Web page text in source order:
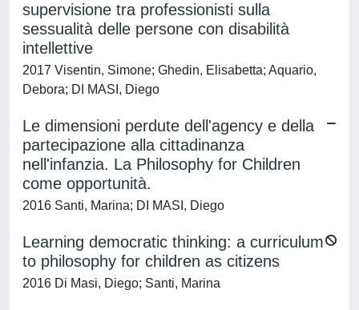
supervisione tra professionisti sulla
sessualità delle persone con disabilità
intellettive
2017 Visentin, Simone; Ghedin, Elisabetta; Aquario,
Debora; DI MASI, Diego
Le dimensioni perdute dell'agency e della
partecipazione alla cittadinanza
nell'infanzia. La Philosophy for Children
come opportunità.
2016 Santi, Marina; DI MASI, Diego
Learning democratic thinking: a curriculum
to philosophy for children as citizens
2016 Di Masi, Diego; Santi, Marina